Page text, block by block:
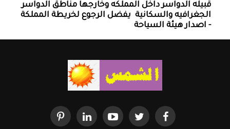
قبيله الدواسر داخل المملكه وخارجها ‏مناطق الدواسر
الجغرافيه والسكانية ‏ يفضل الرجوع لخريطة المملكة
- اصدار هيئة السياحة